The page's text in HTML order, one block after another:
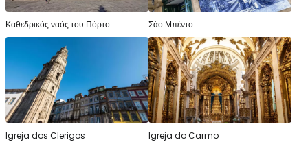
Καθεδρικός ναός του Πόρτο Σάο Μπέντο
Igreja dos Clerigos Igreja do Carmo